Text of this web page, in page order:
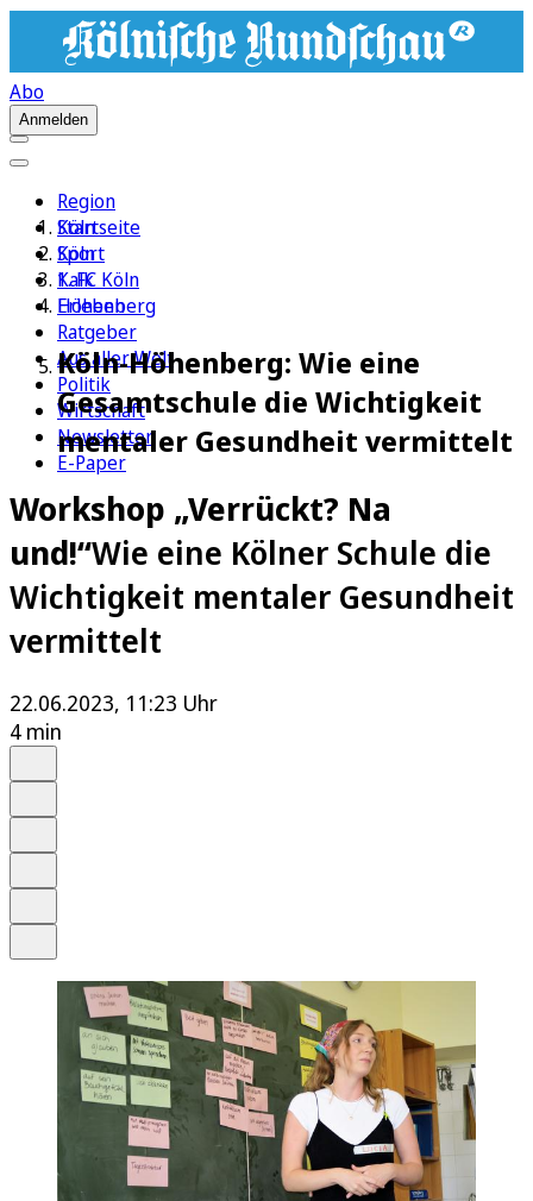
Abo
Anmelden
Region
Köln
Sport
1. FC Köln
Erleben
Ratgeber
Aus aller Welt
Politik
Wirtschaft
Newsletter
E-Paper
Startseite
Köln
Kalk
Höhenberg
Köln-Höhenberg: Wie eine
Gesamtschule die Wichtigkeit
mentaler Gesundheit vermittelt
Workshop „Verrückt? Na
und!“Wie eine Kölner Schule die
Wichtigkeit mentaler Gesundheit
vermittelt
22.06.2023, 11:23 Uhr
4 min